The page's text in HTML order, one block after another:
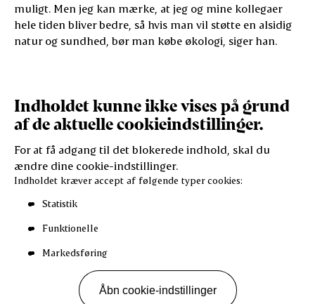
muligt. Men jeg kan mærke, at jeg og mine kollegaer
hele tiden bliver bedre, så hvis man vil støtte en alsidig
natur og sundhed, bør man købe økologi, siger han.
Indholdet kunne ikke vises på grund
af de aktuelle cookieindstillinger.
For at få adgang til det blokerede indhold, skal du
ændre dine cookie-indstillinger.
Indholdet kræver accept af følgende typer cookies:
Statistik
Funktionelle
Markedsføring
Åbn cookie-indstillinger